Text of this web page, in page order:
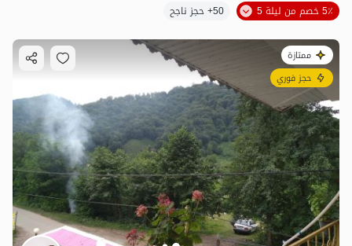
5٪ خصم من ليلة 5
50+ حجز ناجح
ممتازة
حجز فوري